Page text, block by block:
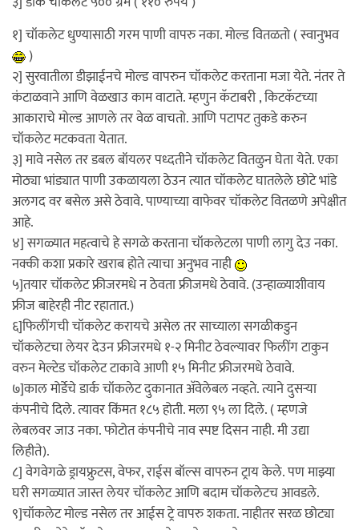
१] चॉकलेट धुण्यासाठी गरम पाणी वापरु नका. मोल्ड वितळतो ( स्वानुभव
)
२] सुरवातीला डीझाईनचे मोल्ड वापरुन चॉकलेट करताना मजा येते. नंतर ते
कंटाळवाने आणि वेळखाउ काम वाटाते. म्हणुन कॅटाबरी , किटकॅटच्या
आकाराचे मोल्ड आणले तर वेळ वाचतो. आणि पटापट तुकडे करुन
चॉकलेट मटकवता येतात.
३] मावे नसेल तर डबल बॉयलर पध्दतीने चॉकलेट वितळुन घेता येते. एका
मोठ्या भांड्यात पाणी उकळायला ठेउन त्यात चॉकलेट घातलेले छोटे भांडे
अलगद वर बसेल असे ठेवावे. पाण्याच्या वाफेवर चॉकलेट वितळणे अपेक्षीत
आहे.
४] सगळ्यात महत्वाचे हे सगळे करताना चॉकलेटला पाणी लागु देउ नका.
नक्की कशा प्रकारे खराब होते त्याचा अनुभव नाही
५]तयार चॉकलेट फ्रीजरमधे न ठेवता फ्रीजमधे ठेवावे. (उन्हाळ्याशीवाय
फ्रीज बाहेरही नीट रहातात.)
६]फिलींगची चॉकलेट करायचे असेल तर साच्याला सगळीकडुन
चॉकलेटचा लेयर देउन फ्रीजरमधे १-२ मिनीट ठेवल्यावर फिलींग टाकुन
वरुन मेल्टेड चॉकलेट टाकावे आणी १५ मिनीट फ्रीजरमधे ठेवावे.
७]काल मोर्डेचे डार्क चॉकलेट दुकानात अ‍ॅवेलेबल नव्हते. त्याने दुसर्‍या
कंपनीचे दिले. त्यावर किंमत १८५ होती. मला ९५ ला दिले. ( म्हणजे
लेबलवर जाउ नका. फोटोत कंपनीचे नाव स्पष्ट दिसन नाही. मी उद्या
लिहीते).
८] वेगवेगळे ड्रायफ्रुटस, वेफर, राईस बॉल्स वापरुन ट्राय केले. पण माझ्या
घरी सगळ्यात जास्त लेयर चॉकलेट आणि बदाम चॉकलेटच आवडले.
९]चॉकलेट मोल्ड नसेल तर आईस ट्रे वापरु शकता. नाहीतर सरळ छोट्या